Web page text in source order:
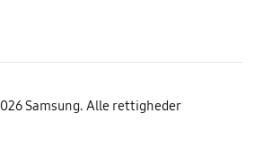
Samsung. Alle rettigheder